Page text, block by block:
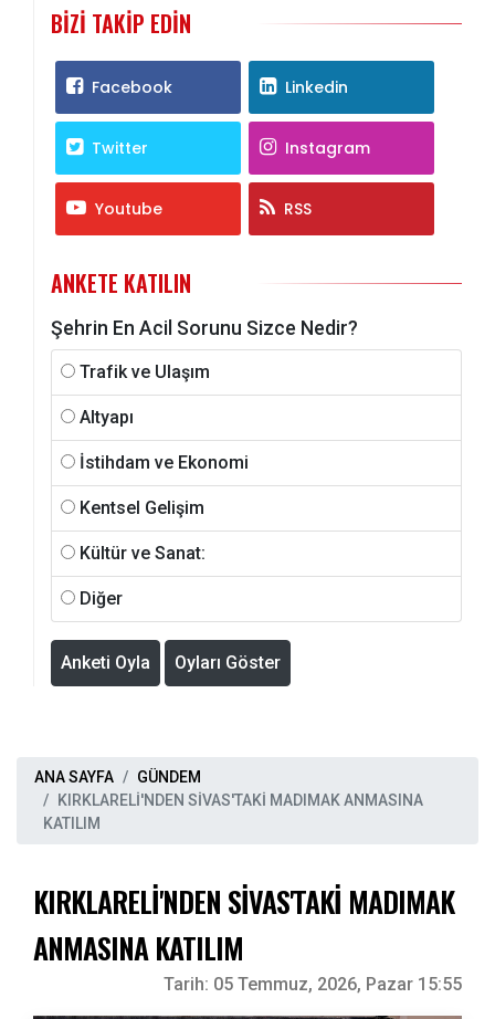
BIZI TAKIP EDIN
Facebook Linkedin
Twitter Instagram
Youtube RSS
ANKETE KATILIN
Şehrin En Acil Sorunu Sizce Nedir?
Trafik ve Ulaşım
Altyapı
İstihdam ve Ekonomi
Kentsel Gelişim
Kültür ve Sanat:
Diğer
Anketi Oyla Oyları Göster
ANA SAYFA
GÜNDEM
KIRKLARELİ'NDEN SİVAS'TAKİ MADIMAK ANMASINA
KATILIM
KIRKLARELİ'NDEN SİVAS'TAKİ MADIMAK
ANMASINA KATILIM
Tarih: 05 Temmuz, 2026, Pazar 15:55